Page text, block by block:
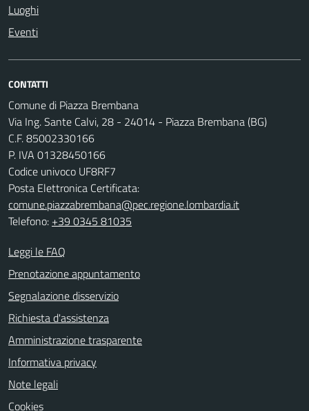
Luoghi
Eventi
CONTATTI
Comune di Piazza Brembana
Via Ing. Sante Calvi, 28 - 24014 - Piazza Brembana (BG)
C.F. 85002330166
P. IVA 01328450166
Codice univoco UF8RF7
Posta Elettronica Certificata:
comune.piazzabrembana@pec.regione.lombardia.it
Telefono: +39 0345 81035
Leggi le FAQ
Prenotazione appuntamento
Segnalazione disservizio
Richiesta d'assistenza
Amministrazione trasparente
Informativa privacy
Note legali
Cookies